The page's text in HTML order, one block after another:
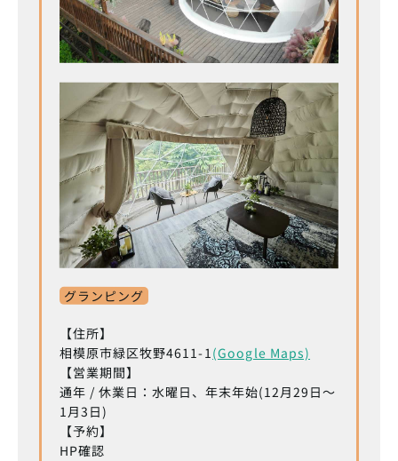
グランピング
【住所】
相模原市緑区牧野4611-1(Google Maps)
【営業期間】
通年 / 休業日：水曜日、年末年始(12月29日～
1月3日)
【予約】
HP確認